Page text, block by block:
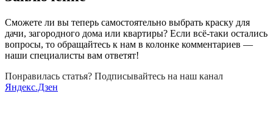
Сможете ли вы теперь самостоятельно выбрать краску для
дачи, загородного дома или квартиры? Если всё-таки остались
вопросы, то обращайтесь к нам в колонке комментариев —
наши специалисты вам ответят!
Понравилась статья? Подписывайтесь на наш канал
Яндекс.Дзен